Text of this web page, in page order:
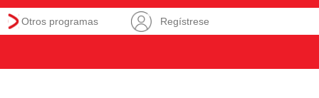
Otros programas Regístrese